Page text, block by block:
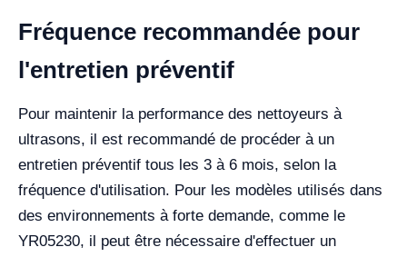
Fréquence recommandée pour
l'entretien préventif
Pour maintenir la performance des nettoyeurs à
ultrasons, il est recommandé de procéder à un
entretien préventif tous les 3 à 6 mois, selon la
fréquence d'utilisation. Pour les modèles utilisés dans
des environnements à forte demande, comme le
YR05230, il peut être nécessaire d'effectuer un